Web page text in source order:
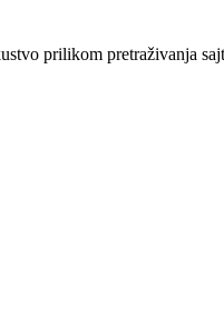
prilikom pretraživanja